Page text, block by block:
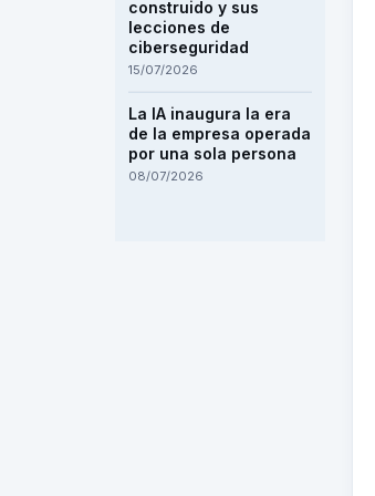
construido y sus
lecciones de
ciberseguridad
15/07/2026
La IA inaugura la era
de la empresa operada
por una sola persona
08/07/2026